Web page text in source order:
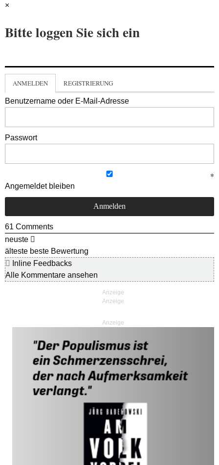
×
Bitte loggen Sie sich ein
ANMELDEN REGISTRIERUNG
Benutzername oder E-Mail-Adresse
Passwort
Angemeldet bleiben
61 Comments
neuste
älteste beste Bewertung
Inline Feedbacks
Alle Kommentare ansehen
Anzeige